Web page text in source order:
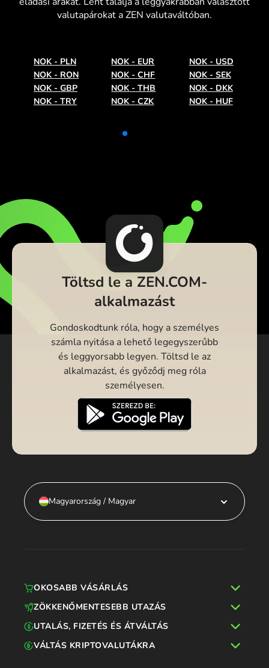
valutapárokat a ZEN valutaváltóban.
NOK - PLN NOK - EUR NOK - USD
NOK - RON NOK - CHF NOK - SEK
NOK - GBP NOK - THB NOK - DKK
NOK - TRY NOK - CZK NOK - HUF
Töltsd le a ZEN.COM-
alkalmazást
Gondoskodtunk róla, hogy a személyes
számla nyitása a lehető legegyszerűbb
és leggyorsabb legyen. Töltsd le az
alkalmazást, és győződj meg róla
személyesen.
Magyarország / Magyar
OKOSABB VÁSÁRLÁS
ZÖKKENŐMENTESEBB UTAZÁS
UTALÁS, FIZETÉS ÉS ÁTVÁLTÁS
VÁLTÁS KRIPTOVALUTÁKRA